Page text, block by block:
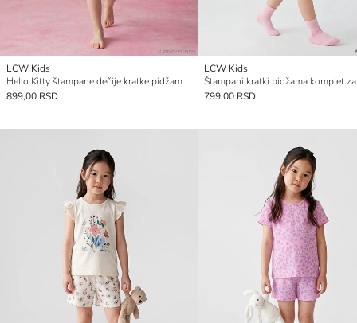
LCW Kids
Hello Kitty štampane dečije kratke pidžame komplet
899,00 RSD
LCW Kids
799,00 RSD